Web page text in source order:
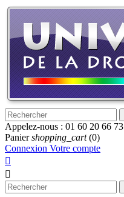
Appelez-nous : 01 60 20 66 73
Panier shopping_cart (0)
Connexion Votre compte

